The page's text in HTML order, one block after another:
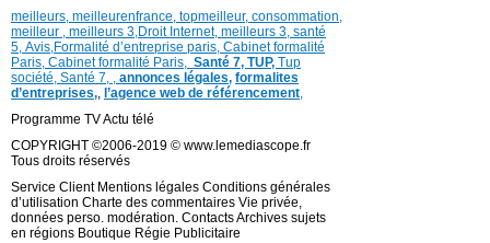
meilleurs, meilleurenfrance, topmeilleur, consommation,
meilleur , meilleurs 3,Droit Internet, meilleurs 3, santé
5, Avis,Formalité d’entreprise paris, Cabinet formalité
Paris, Cabinet formalité Paris, Santé 7, TUP, Tup
société, Santé 7, , annonces légales, formalites
d’entreprises,, l’agence web de référencement,
Programme TV Actu télé
COPYRIGHT ©2006-2019 © www.lemediascope.fr
Tous droits réservés
Service Client Mentions légales Conditions générales
d’utilisation Charte des commentaires Vie privée,
données perso. modération. Contacts Archives sujets
en régions Boutique Régie Publicitaire